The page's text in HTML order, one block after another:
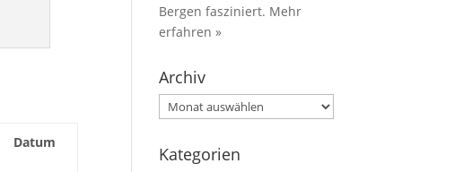
Datum
Bergen fasziniert. Mehr
erfahren »
Archiv
Archiv
Kategorien